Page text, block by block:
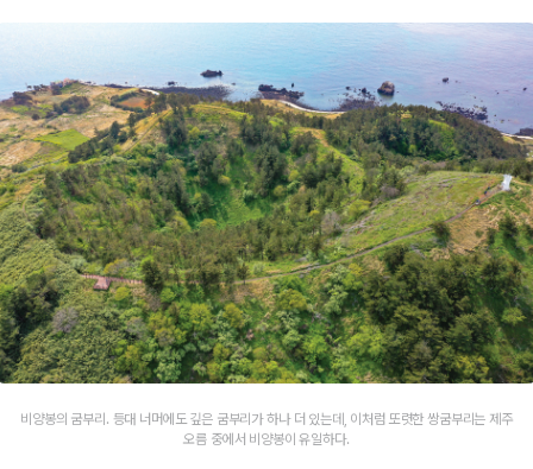
비양봉의 굼부리. 등대 너머에도 깊은 굼부리가 하나 더 있는데, 이처럼 또렷한 쌍굼부리는 제주
오름 중에서 비양봉이 유일하다.